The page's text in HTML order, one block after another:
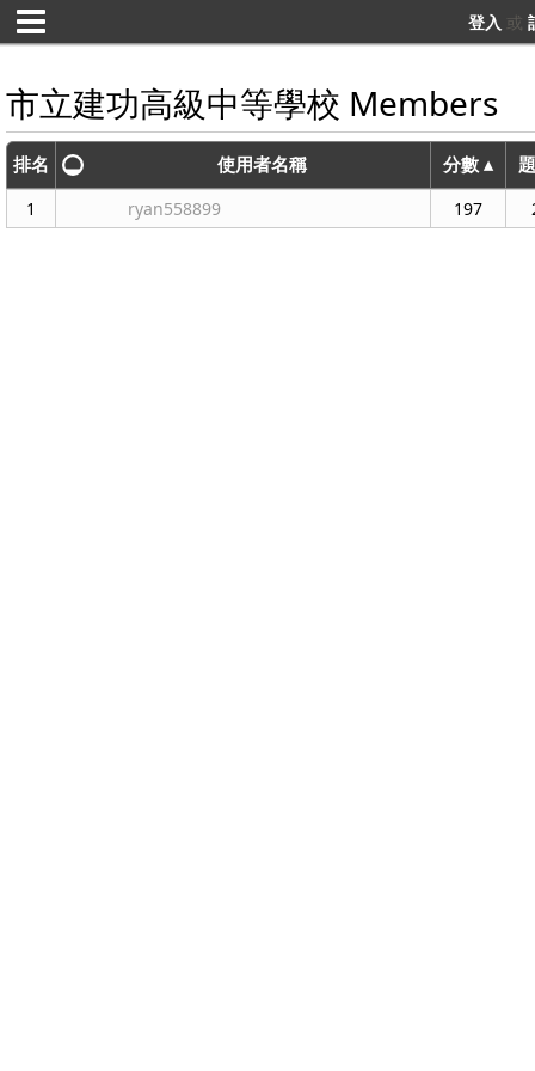
登入 或
市立建功高級中等學校 Members
排名 使用者名稱 分數 ▴
1 ryan558899 197